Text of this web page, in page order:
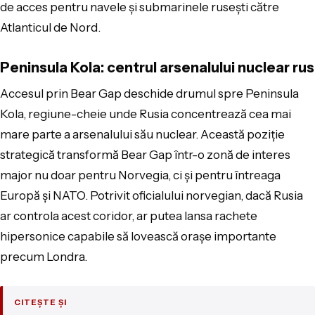
de acces pentru navele și submarinele rusești către
Atlanticul de Nord.
Peninsula Kola: centrul arsenalului nuclear rus
Accesul prin Bear Gap deschide drumul spre Peninsula
Kola, regiune-cheie unde Rusia concentrează cea mai
mare parte a arsenalului său nuclear. Această poziție
strategică transformă Bear Gap într-o zonă de interes
major nu doar pentru Norvegia, ci și pentru întreaga
Europă și NATO. Potrivit oficialului norvegian, dacă Rusia
ar controla acest coridor, ar putea lansa rachete
hipersonice capabile să lovească orașe importante
precum Londra.
CITEȘTE ȘI